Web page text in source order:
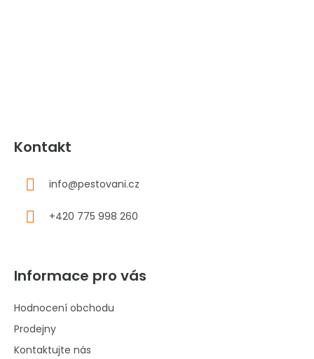
Kontakt
info@pestovani.cz
+420 775 998 260
Informace pro vás
Hodnocení obchodu
Prodejny
Kontaktujte nás